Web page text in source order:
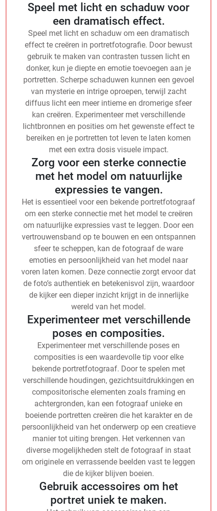
Speel met licht en schaduw voor
een dramatisch effect.
Speel met licht en schaduw om een dramatisch
effect te creëren in portretfotografie. Door bewust
gebruik te maken van contrasten tussen licht en
donker, kun je diepte en emotie toevoegen aan je
portretten. Scherpe schaduwen kunnen een gevoel
van mysterie en intrige oproepen, terwijl zacht
diffuus licht een meer intieme en dromerige sfeer
kan creëren. Experimenteer met verschillende
lichtbronnen en posities om het gewenste effect te
bereiken en je portretten tot leven te laten komen
met een extra dosis visuele impact.
Zorg voor een sterke connectie
met het model om natuurlijke
expressies te vangen.
Het is essentieel voor een bekende portretfotograaf
om een sterke connectie met het model te creëren
om natuurlijke expressies vast te leggen. Door een
vertrouwensband op te bouwen en een ontspannen
sfeer te scheppen, kan de fotograaf de ware
emoties en persoonlijkheid van het model naar
voren laten komen. Deze connectie zorgt ervoor dat
de foto’s authentiek en betekenisvol zijn, waardoor
de kijker een dieper inzicht krijgt in de innerlijke
wereld van het model.
Experimenteer met verschillende
poses en composities.
Experimenteer met verschillende poses en
composities is een waardevolle tip voor elke
bekende portretfotograaf. Door te spelen met
verschillende houdingen, gezichtsuitdrukkingen en
compositorische elementen zoals framing en
achtergronden, kan een fotograaf unieke en
boeiende portretten creëren die het karakter en de
persoonlijkheid van het onderwerp op een creatieve
manier tot uiting brengen. Het verkennen van
diverse mogelijkheden stelt de fotograaf in staat
om originele en verrassende beelden vast te leggen
die de kijker blijven boeien.
Gebruik accessoires om het
portret uniek te maken.